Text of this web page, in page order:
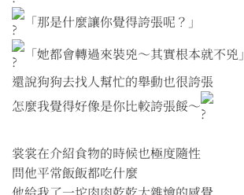
「那是什麼讓你覺得誇張呢？」
「她都會轉過來裝兇～其實根本就不兇」
還說狗狗去找人幫忙的舉動也很誇張
怎麼我覺得好像是你比較誇張餒～
裳裳在介紹食物的時候也極度隨性
問他平常飯飯都吃什麼